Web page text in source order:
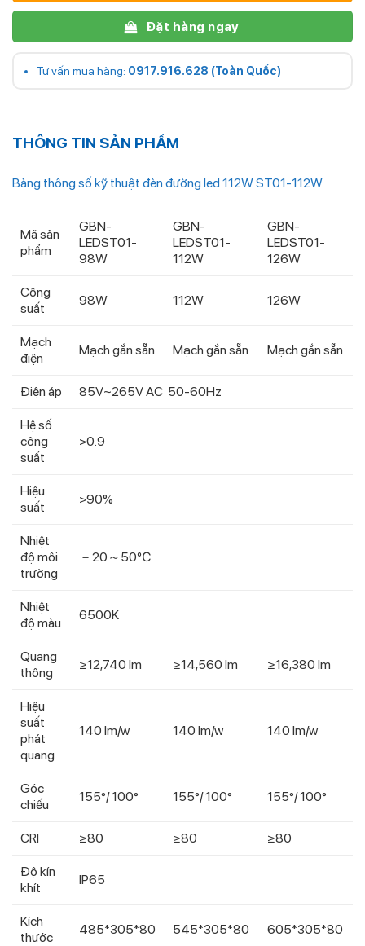
Đặt hàng ngay
Tư vấn mua hàng: 0917.916.628 (Toàn Quốc)
THÔNG TIN SẢN PHẨM
Bảng thông số kỹ thuật đèn đường led 112W ST01-112W
Mã sản
phẩm
GBN-
LEDST01-
98W
GBN-
LEDST01-
112W
GBN-
LEDST01-
126W
Công
suất
98W 112W 126W
Mạch
điện
Mạch gắn sẵn Mạch gắn sẵn Mạch gắn sẵn
Điện áp 85V~265V AC 50-60Hz
Hệ số
công
suất
>0.9
Hiệu
suất
>90%
Nhiệt
độ môi
trường
－20～50℃
Nhiệt
độ màu
6500K
Quang
thông
≥12,740 lm ≥14,560 lm ≥16,380 lm
Hiệu
suất
phát
quang
140 lm/w 140 lm/w 140 lm/w
Góc
chiếu
155°/ 100° 155°/ 100° 155°/ 100°
CRI ≥80 ≥80 ≥80
Độ kín
khít
IP65
Kích
thước
485*305*80 545*305*80 605*305*80